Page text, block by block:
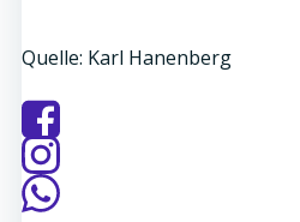
Quelle: Karl Hanenberg